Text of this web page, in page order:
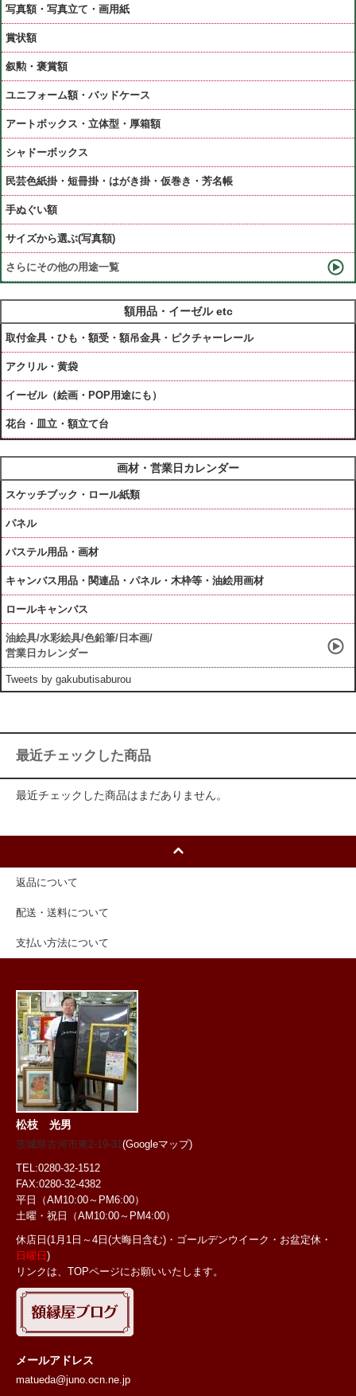
写真額・写真立て・画用紙
賞状額
叙勲・褒賞額
ユニフォーム額・バッドケース
アートボックス・立体型・厚箱額
シャドーボックス
民芸色紙掛・短冊掛・はがき掛・仮巻き・芳名帳
手ぬぐい額
サイズから選ぶ(写真額)
さらにその他の用途一覧
額用品・イーゼル etc
取付金具・ひも・額受・額吊金具・ピクチャーレール
アクリル・黄袋
イーゼル（絵画・POP用途にも）
花台・皿立・額立て台
画材・営業日カレンダー
スケッチブック・ロール紙類
パネル
パステル用品・画材
キャンバス用品・関連品・パネル・木枠等・油絵用画材
ロールキャンバス
油絵具/水彩絵具/色鉛筆/日本画/
営業日カレンダー
Tweets by gakubutisaburou
最近チェックした商品
最近チェックした商品はまだありません。
返品について
配送・送料について
支払い方法について
松枝 光男
茨城県古河市東2-19-31(Googleマップ)
TEL:0280-32-1512
FAX:0280-32-4382
平日（AM10:00～PM6:00）
土曜・祝日
（AM10:00～PM4:00）
休店日(1月1日～4日(大晦日含む)・ゴールデンウイーク・お盆定休・
日曜日 )
リンクは、TOPページにお願いいたします。
メールアドレス
matueda@juno.ocn.ne.jp